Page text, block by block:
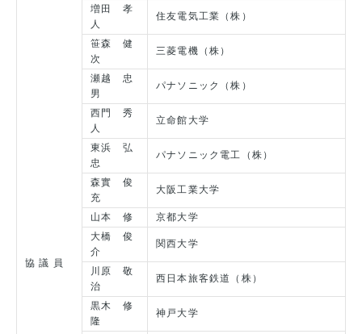
協 議 員
増田 孝
人
住友電気工業（株）
笹森 健
次
三菱電機（株）
瀬越 忠
男
パナソニック（株）
西門 秀
人
立命館大学
東浜 弘
忠
パナソニック電工（株）
森實 俊
充
大阪工業大学
山本 修
京都大学
大橋 俊
介
関西大学
川原 敬
治
西日本旅客鉄道（株）
黒木 修
隆
神戸大学